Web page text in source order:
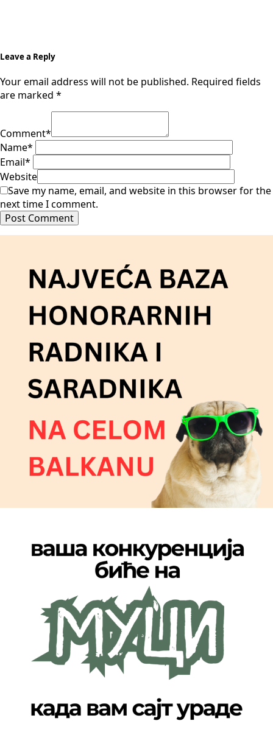
Leave a Reply
Your email address will not be published. Required fields
are marked *
Comment*
Name*
Email*
Website
Save my name, email, and website in this browser for the
next time I comment.